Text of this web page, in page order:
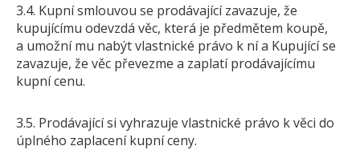
3.4. Kupní smlouvou se prodávající zavazuje, že
kupujícímu odevzdá věc, která je předmětem koupě,
a umožní mu nabýt vlastnické právo k ní a Kupující se
zavazuje, že věc převezme a zaplatí prodávajícímu
kupní cenu.
3.5. Prodávající si vyhrazuje vlastnické právo k věci do
úplného zaplacení kupní ceny.